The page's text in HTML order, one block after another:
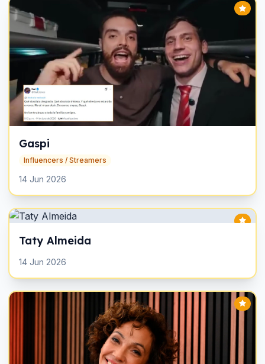
Gaspi
Influencers / Streamers
14 Jun 2026
Taty Almeida
14 Jun 2026